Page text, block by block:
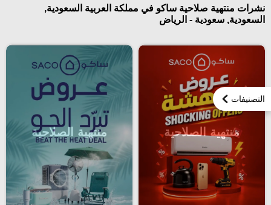
التصنيفات
نشرات منتهية صلاحية ساكو في مملكة العربية السعودية,
السعودية, سعودية - الرياض
منتهية الصلاحية منتهية الصلاحية